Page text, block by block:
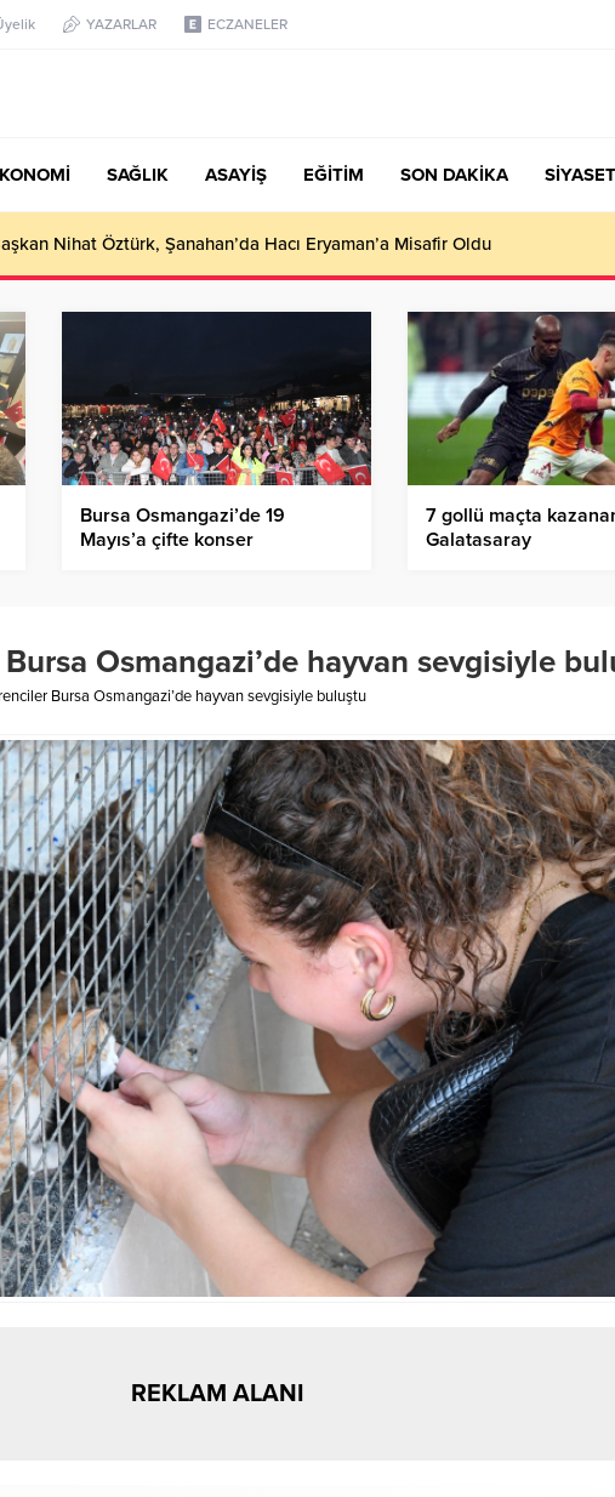
YAZARLAR ECZANELER
SAĞLIK ASAYİŞ EĞİTİM SON DAKİKA SİYASET
Nihat Öztürk, Şanahan’da Hacı Eryaman’a Misafir Oldu
Bursa Osmangazi’de 19
Mayıs’a çifte konser
7 gollü maçta
Galatasaray
Osmangazi’de hayvan sevgisiyle
Bursa Osmangazi’de hayvan sevgisiyle buluştu
REKLAM ALANI